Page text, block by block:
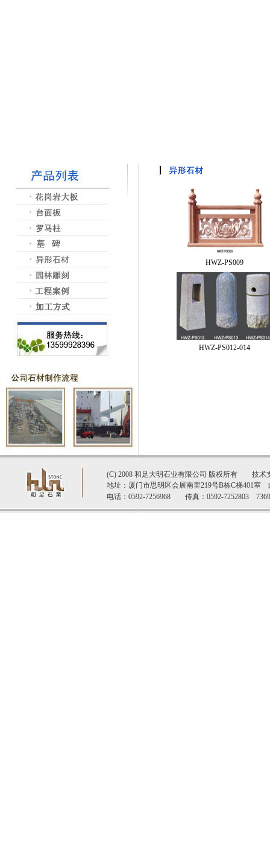
HWZ-PS009
HWZ-PS012-014
(C) 2008 和足大明石业有限公司 版权所有 技术
地址：厦门市思明区会展南里219号B栋C梯401室
电话：0592-7256968 传真：0592-7252803